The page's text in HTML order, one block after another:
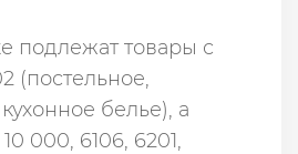
подлежат товары с
(постельное,
белье), а
000, 6106, 6201,